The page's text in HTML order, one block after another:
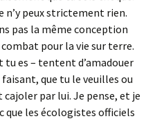
n’y peux strictement rien.
pas la même conception
pour la vie sur terre.
tu es – tentent d’amadouer
que tu le veuilles ou
cajoler par lui. Je pense, et je
que les écologistes officiels